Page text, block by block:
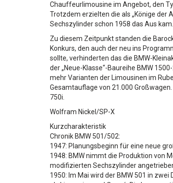
Chauffeurlimousine im Angebot, den
Trotzdem erzielten die als „Könige der
Sechszylinder schon 1958 das Aus kam.
Zu diesem Zeitpunkt standen die
Konkurs, den auch der neu ins
sollte, verhinderten das die BMW-
der „Neue-Klasse“-Baureihe BMW
mehr Varianten der Limousinen im
Gesamtauflage von 21.000
750i.
Wolfram Nickel/SP-X
Kurzcharakteristik
Chronik BMW 501/502:
1947: Planungsbeginn für eine neue
1948: BMW nimmt die Produktion von
modifizierten Sechszylinder
1950: Im Mai wird der BMW 501 in